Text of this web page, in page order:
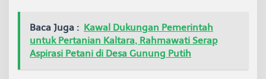
a
r
J
a
Baca Juga : Kawal Dukungan Pemerintah
untuk Pertanian Kaltara, Rahmawati Serap
Aspirasi Petani di Desa Gunung Putih